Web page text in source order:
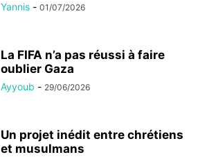
Yannis - 01/07/2026
La FIFA n’a pas réussi à faire
oublier Gaza
Ayyoub - 29/06/2026
Un projet inédit entre chrétiens
et musulmans